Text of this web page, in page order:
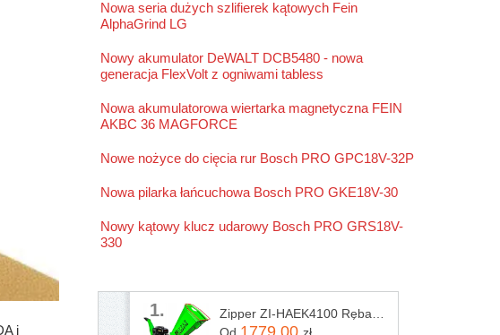
Stanley
i
1.
1779,00
Nowa seria dużych szlifierek kątowych Fein
AlphaGrind LG
Nowy akumulator DeWALT DCB5480 - nowa
generacja FlexVolt z ogniwami tabless
Nowa akumulatorowa wiertarka magnetyczna FEIN
AKBC 36 MAGFORCE
Nowe nożyce do cięcia rur Bosch PRO GPC18V-32P
Nowa pilarka łańcuchowa Bosch PRO GKE18V-30
Nowy kątowy klucz udarowy Bosch PRO GRS18V-
330